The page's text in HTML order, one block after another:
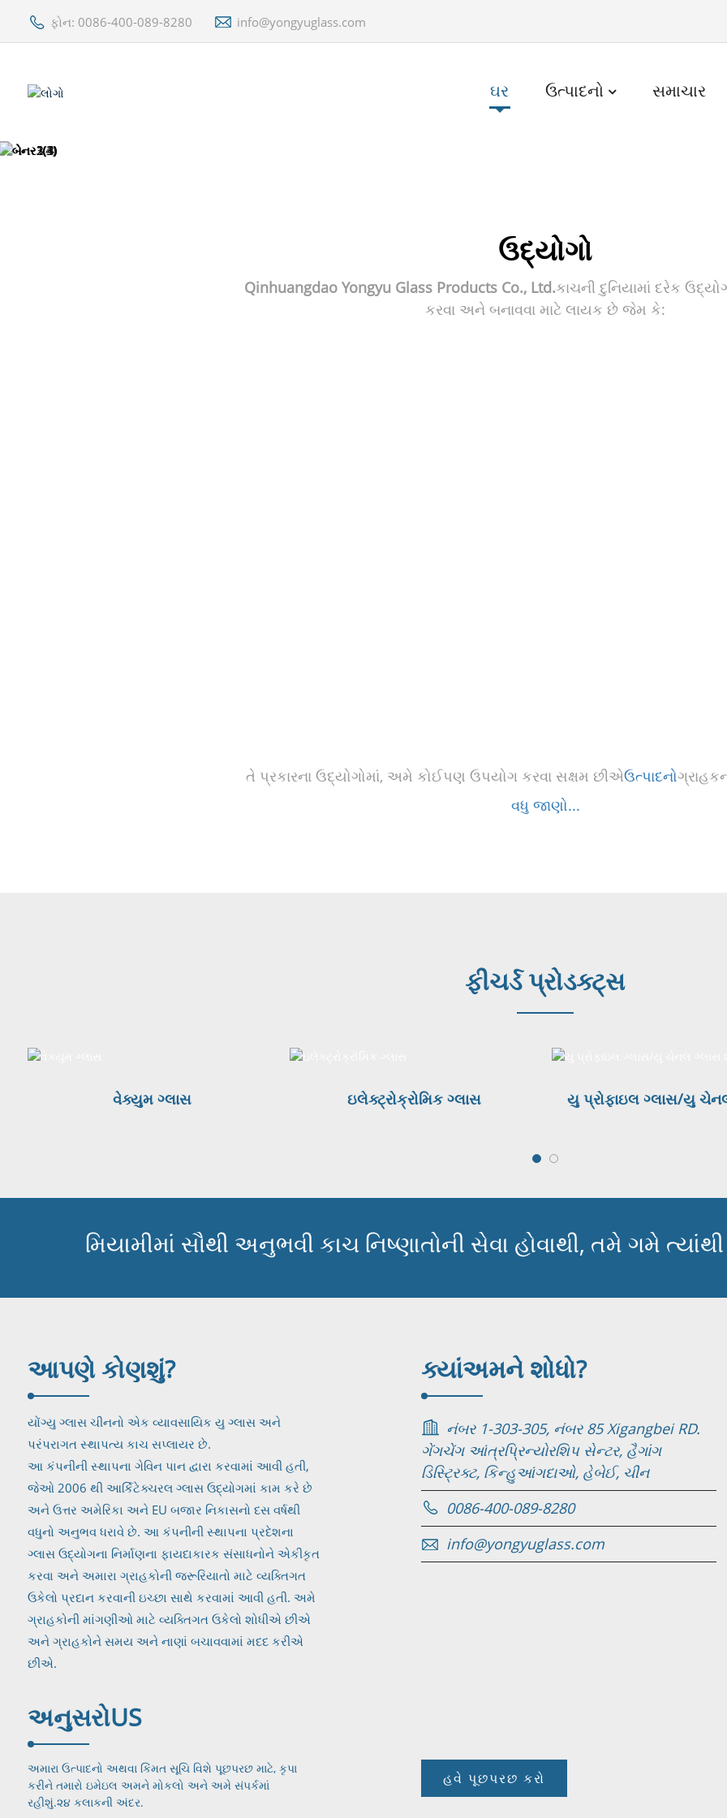
ફોન: 0086-400-089-8280 info@yongyuglass.com
ઘર ઉત્પાદનો સમાચાર
ઉદ્યોગો
Qinhuangdao Yongyu Glass Products Co., Ltd.કાચની દુનિયામાં દરેક
કરવા અને બનાવવા માટે લાયક છે જેમ કે:
તે પ્રકારના ઉદ્યોગોમાં, અમે કોઈપણ ઉપયોગ કરવા સક્ષમ છીએઉત્પાદનો
વધુ જાણો...
ફીચર્ડ પ્રોડક્ટ્સ
વેક્યુમ ગ્લાસ ઇલેક્ટ્રોક્રોમિક ગ્લાસ યુ પ્રોફાઇલ ગ્લાસ/યુ
મિયામીમાં સૌથી અનુભવી કાચ નિષ્ણાતોની સેવા હોવાથી, તમે ગમે
આપણે કોણશું?
યોંગ્યુ ગ્લાસ ચીનનો એક વ્યાવસાયિક યુ ગ્લાસ અને
પરંપરાગત સ્થાપત્ય કાચ સપ્લાયર છે.
આ કંપનીની સ્થાપના ગેવિન પાન દ્વારા કરવામાં આવી હતી,
જેઓ 2006 થી આર્કિટેક્ચરલ ગ્લાસ ઉદ્યોગમાં કામ કરે છે
અને ઉત્તર અમેરિકા અને EU બજાર નિકાસનો દસ વર્ષથી
વધુનો અનુભવ ધરાવે છે. આ કંપનીની સ્થાપના પ્રદેશના
ગ્લાસ ઉદ્યોગના નિર્માણના ફાયદાકારક સંસાધનોને એકીકૃત
કરવા અને અમારા ગ્રાહકોની જરૂરિયાતો માટે વ્યક્તિગત
ઉકેલો પ્રદાન કરવાની ઇચ્છા સાથે કરવામાં આવી હતી. અમે
ગ્રાહકોની માંગણીઓ માટે વ્યક્તિગત ઉકેલો શોધીએ છીએ
અને ગ્રાહકોને સમય અને નાણાં બચાવવામાં મદદ કરીએ
છીએ.
ક્યાંઅમને શોધો?
નંબર 1-303-305, નંબર 85 Xigangbei RD.
ગેંગચેંગ આંત્રપ્રિન્યોરશિપ સેન્ટર, હૈગાંગ
ડિસ્ટ્રિક્ટ, કિન્હુઆંગદાઓ, હેબેઈ, ચીન
0086-400-089-8280
info@yongyuglass.com
અનુસરોUS
અમારા ઉત્પાદનો અથવા કિંમત સૂચિ વિશે પૂછપરછ માટે, કૃપા
કરીને તમારો ઇમેઇલ અમને મોકલો અને અમે સંપર્કમાં
રહીશું.૨૪ કલાકની અંદર.
હવે પૂછપરછ કરો